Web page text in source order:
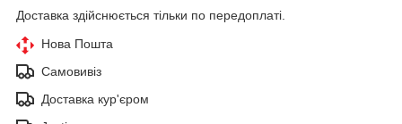
Доставка здійснюється тільки по передоплаті.
Нова Пошта
Самовивіз
Доставка кур'єром